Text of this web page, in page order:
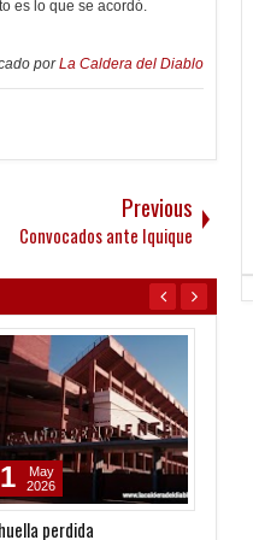
es lo que se acordó.
porLa Caldera del Diablo
Previous
Convocados ante Iquique
perdida
May
2026
Un